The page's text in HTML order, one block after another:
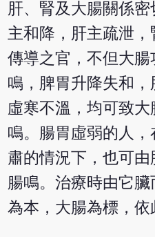
肝、腎及大腸關係
主和降，肝主疏泄
傳導之官，不但大
鳴，脾胃升降失和
虛寒不溫，均可致
鳴。腸胃虛弱的人
肅的情況下，也可
腸鳴。治療時由它
為本，大腸為標，依